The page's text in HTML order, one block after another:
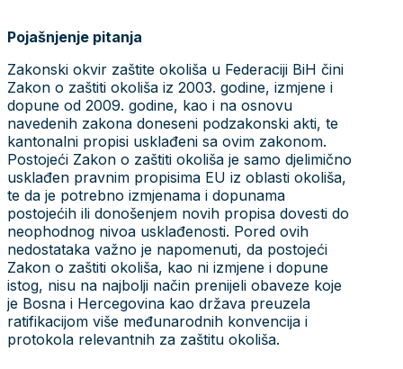
Pojašnjenje pitanja
Zakonski okvir zaštite okoliša u Federaciji BiH čini
Zakon o zaštiti okoliša iz 2003. godine, izmjene i
dopune od 2009. godine, kao i na osnovu
navedenih zakona doneseni podzakonski akti, te
kantonalni propisi usklađeni sa ovim zakonom.
Postojeći Zakon o zaštiti okoliša je samo djelimično
usklađen pravnim propisima EU iz oblasti okoliša,
te da je potrebno izmjenama i dopunama
postojećih ili donošenjem novih propisa dovesti do
neophodnog nivoa usklađenosti. Pored ovih
nedostataka važno je napomenuti, da postojeći
Zakon o zaštiti okoliša, kao ni izmjene i dopune
istog, nisu na najbolji način prenijeli obaveze koje
je Bosna i Hercegovina kao država preuzela
ratifikacijom više međunarodnih konvencija i
protokola relevantnih za zaštitu okoliša.